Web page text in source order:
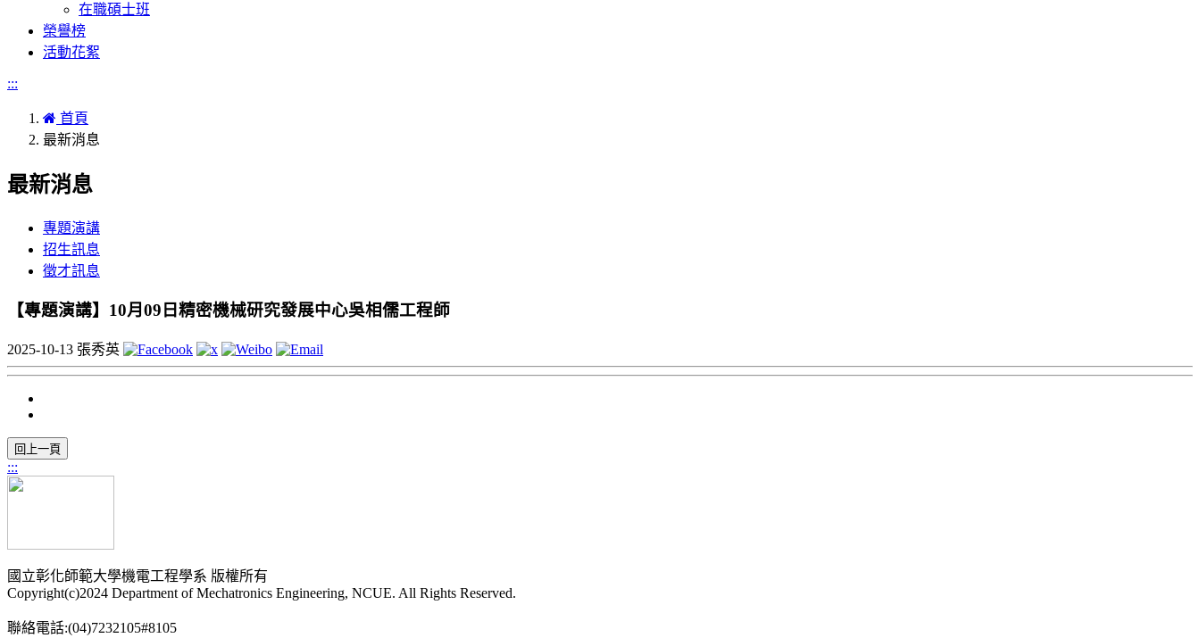
在職碩士班
榮譽榜
活動花絮
:::
首頁
最新消息
最新消息
專題演講
招生訊息
徵才訊息
【專題演講】10月09日精密機械研究發展中心吳相儒工程師
2025-10-13 張秀英
:::
國立彰化師範大學機電工程學系 版權所有
Copyright(c)2024 Department of Mechatronics Engineering, NCUE. All Rights Reserved.
聯絡電話:(04)7232105#8105